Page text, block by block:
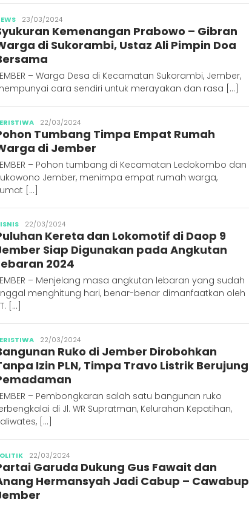
Publisher
23/03/2024
Kemenangan Prabowo – Gibran
di Sukorambi, Ustaz Ali Pimpin Doa
– Warga Desa di Kecamatan Sukorambi, Jember,
cara sendiri untuk merayakan dan rasa […]
Publisher
22/03/2024
Tumbang Timpa Empat Rumah
di Jember
– Pohon tumbang di Kecamatan Ledokombo dan
Jember, menimpa empat rumah warga,
[…]
Publisher
22/03/2024
Kereta dan Lokomotif di Daop 9
Siap Digunakan pada Angkutan
2024
– Menjelang masa angkutan lebaran yang sudah
menghitung hari, benar-benar dimanfaatkan oleh
[…]
Publisher
22/03/2024
Ruko di Jember Dirobohkan
Izin PLN, Timpa Travo Listrik Berujung
– Pembongkaran salah satu bangunan ruko
di Jl. WR Supratman, Kelurahan Kepatihan,
[…]
Publisher
22/03/2024
Garuda Dukung Gus Fawait dan
Hermansyah Jadi Cabup – Cawabup